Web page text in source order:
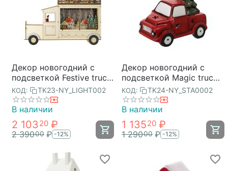
Декор новогодний с
подсветкой Festive truck
из коллекции New Year
Essential, Tkano
КОД: TK23-NY_LIGHT002
В наличии
2 10320 ₽
2 39000 ₽ -12%
Декор новогодний с
подсветкой Magic truck
из коллекции New Year
Essential, 10,5 см, Tkano
КОД: TK24-NY_STA0002
В наличии
1 13520 ₽
1 29000 ₽ -12%